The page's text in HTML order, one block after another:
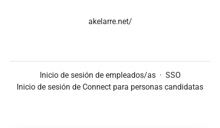
akelarre.net/
Inicio de sesión de empleados/as · SSO
Inicio de sesión de Connect para personas candidatas